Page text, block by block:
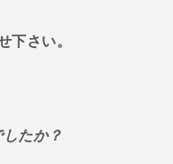
下さい。
たか？